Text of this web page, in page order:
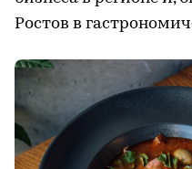
Ростов в